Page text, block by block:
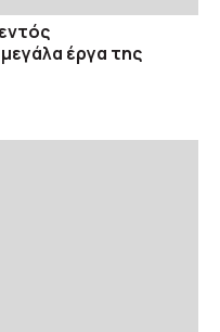
έργα της